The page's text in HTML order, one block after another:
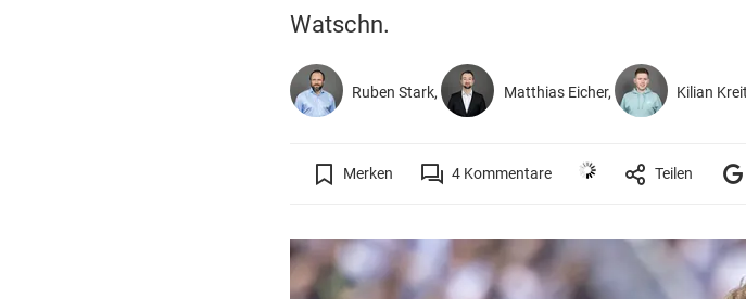
Watschn.
Ruben Stark, Matthias Eicher, Kilian
Merken 4Kommentare Teilen